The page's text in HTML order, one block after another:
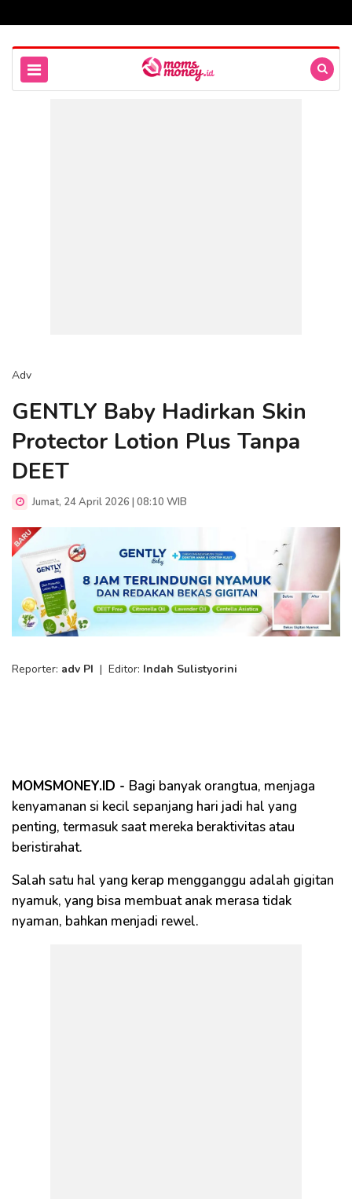
Adv
GENTLY Baby Hadirkan Skin
Protector Lotion Plus Tanpa
DEET
Jumat, 24 April 2026 | 08:10 WIB
Reporter: adv PI | Editor: Indah Sulistyorini
MOMSMONEY.ID - Bagi banyak orangtua, menjaga
kenyamanan si kecil sepanjang hari jadi hal yang
penting, termasuk saat mereka beraktivitas atau
beristirahat.
Salah satu hal yang kerap mengganggu adalah gigitan
nyamuk, yang bisa membuat anak merasa tidak
nyaman, bahkan menjadi rewel.